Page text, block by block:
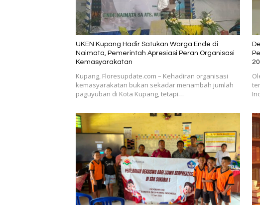
UKEN Kupang Hadir Satukan Warga Ende di
Naimata, Pemerintah Apresiasi Peran Organisasi
Kemasyarakatan
Kupang, Floresupdate.com – Kehadiran organisasi
kemasyarakatan bukan sekadar menambah jumlah
paguyuban di Kota Kupang, tetapi…